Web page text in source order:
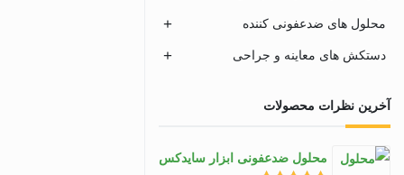
محلول های ضدعفونی کننده
دستکش های معاینه و جراحی
آخرین نظرات محصولات
محلول ضدعفونی ابزار سایدکس